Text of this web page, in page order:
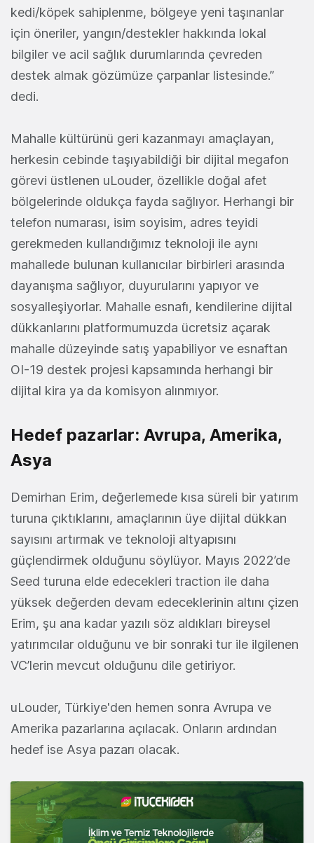
kedi/köpek sahiplenme, bölgeye yeni taşınanlar
için öneriler, yangın/destekler hakkında lokal
bilgiler ve acil sağlık durumlarında çevreden
destek almak gözümüze çarpanlar listesinde.”
dedi.
Mahalle kültürünü geri kazanmayı amaçlayan,
herkesin cebinde taşıyabildiği bir dijital megafon
görevi üstlenen uLouder, özellikle doğal afet
bölgelerinde oldukça fayda sağlıyor. Herhangi bir
telefon numarası, isim soyisim, adres teyidi
gerekmeden kullandığımız teknoloji ile aynı
mahallede bulunan kullanıcılar birbirleri arasında
dayanışma sağlıyor, duyurularını yapıyor ve
sosyalleşiyorlar. Mahalle esnafı, kendilerine dijital
dükkanlarını platformumuzda ücretsiz açarak
mahalle düzeyinde satış yapabiliyor ve esnaftan
OI-19 destek projesi kapsamında herhangi bir
dijital kira ya da komisyon alınmıyor.
Hedef pazarlar: Avrupa, Amerika,
Asya
Demirhan Erim, değerlemede kısa süreli bir yatırım
turuna çıktıklarını, amaçlarının üye dijital dükkan
sayısını artırmak ve teknoloji altyapısını
güçlendirmek olduğunu söylüyor. Mayıs 2022’de
Seed turuna elde edecekleri traction ile daha
yüksek değerden devam edeceklerinin altını çizen
Erim, şu ana kadar yazılı söz aldıkları bireysel
yatırımcılar olduğunu ve bir sonraki tur ile ilgilenen
VC’lerin mevcut olduğunu dile getiriyor.
uLouder, Türkiye'den hemen sonra Avrupa ve
Amerika pazarlarına açılacak. Onların ardından
hedef ise Asya pazarı olacak.